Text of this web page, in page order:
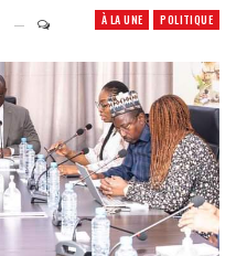
À LA UNE POLITIQUE